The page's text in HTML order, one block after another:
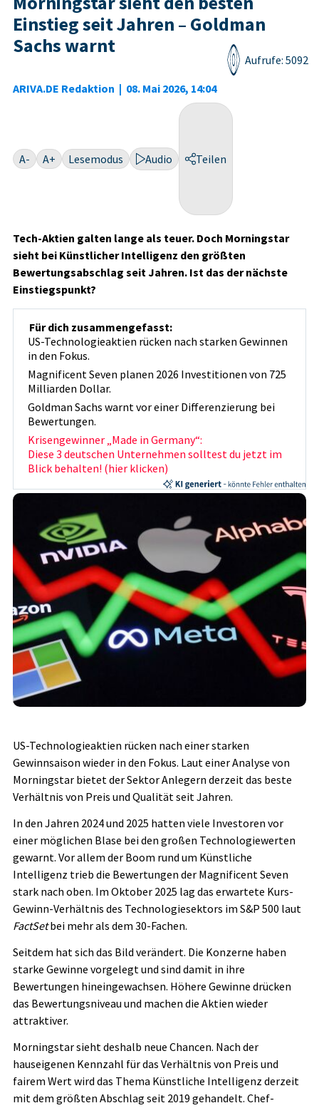
Einstieg seit Jahren – Goldman
Sachs warnt
ARIVA.DE Redaktion | 08. Mai 2026, 14:04
Aufrufe: 5092
A- A+ Lesemodus Audio Teilen
Tech-Aktien galten lange als teuer. Doch Morningstar
sieht bei Künstlicher Intelligenz den größten
Bewertungsabschlag seit Jahren. Ist das der nächste
Einstiegspunkt?
Für dich zusammengefasst:
US-Technologieaktien rücken nach starken Gewinnen
in den Fokus.
Magnificent Seven planen 2026 Investitionen von 725
Milliarden Dollar.
Goldman Sachs warnt vor einer Differenzierung bei
Bewertungen.
Krisengewinner „Made in Germany“:
Diese 3 deutschen Unternehmen solltest du jetzt im
Blick behalten! (hier klicken)
US-Technologieaktien rücken nach einer starken
Gewinnsaison wieder in den Fokus. Laut einer Analyse von
Morningstar bietet der Sektor Anlegern derzeit das beste
Verhältnis von Preis und Qualität seit Jahren.
In den Jahren 2024 und 2025 hatten viele Investoren vor
einer möglichen Blase bei den großen Technologiewerten
gewarnt. Vor allem der Boom rund um Künstliche
Intelligenz trieb die Bewertungen der Magnificent Seven
stark nach oben. Im Oktober 2025 lag das erwartete Kurs-
Gewinn-Verhältnis des Technologiesektors im S&P 500 laut
FactSetbei mehr als dem 30-Fachen.
Seitdem hat sich das Bild verändert. Die Konzerne haben
starke Gewinne vorgelegt und sind damit in ihre
Bewertungen hineingewachsen. Höhere Gewinne drücken
das Bewertungsniveau und machen die Aktien wieder
attraktiver.
Morningstar sieht deshalb neue Chancen. Nach der
hauseigenen Kennzahl für das Verhältnis von Preis und
fairem Wert wird das Thema Künstliche Intelligenz derzeit
mit dem größten Abschlag seit 2019 gehandelt. Chef-